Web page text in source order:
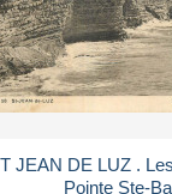
DE LUZ . Les Falaises vers la
Pointe Ste-